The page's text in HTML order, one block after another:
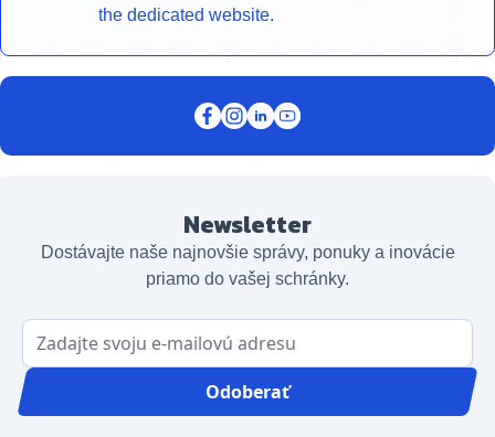
the dedicated website.
Newsletter
Dostávajte naše najnovšie správy, ponuky a inovácie
priamo do vašej schránky.
E-mailová adresa
Odoberať